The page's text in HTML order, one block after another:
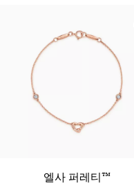
엘사 퍼레티™